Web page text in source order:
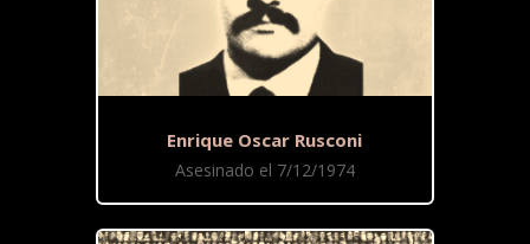
Enrique Oscar Rusconi
Asesinado el 7/12/1974